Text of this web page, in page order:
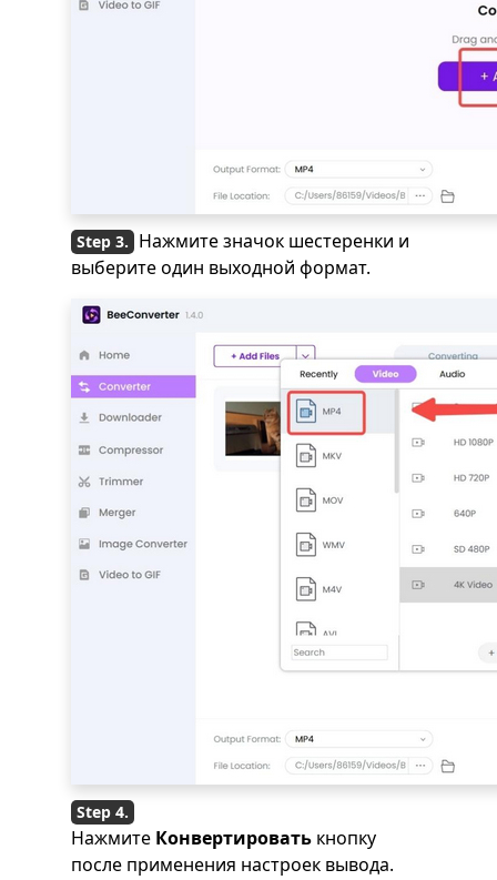
Нажмите значок шестеренки и
выберите один выходной формат.
Нажмите Конвертировать кнопку
после применения настроек вывода.